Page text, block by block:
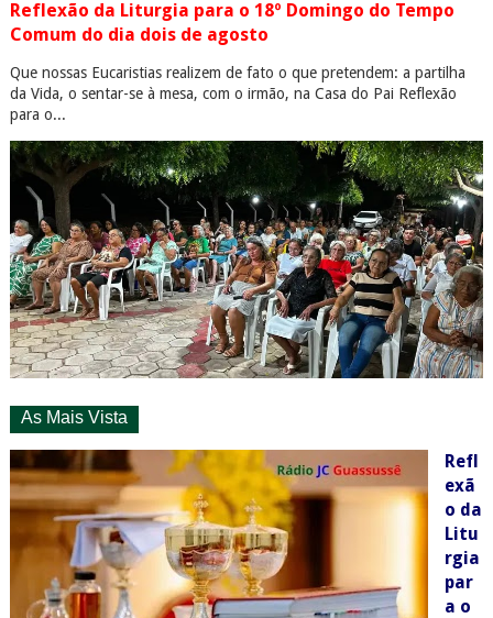
Reflexão da Liturgia para o 18º Domingo do Tempo
Comum do dia dois de agosto
Que nossas Eucaristias realizem de fato o que pretendem: a partilha
da Vida, o sentar-se à mesa, com o irmão, na Casa do Pai Reflexão
para o...
As Mais Vista
Refl
exã
o da
Litu
rgia
par
a o